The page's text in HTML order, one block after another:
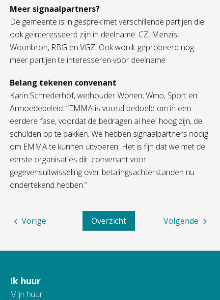
Meer signaalpartners?
De gemeente is in gesprek met verschillende partijen die
ook geïnteresseerd zijn in deelname: CZ, Menzis,
Woonbron, RBG en VGZ. Ook wordt geprobeerd nog
meer partijen te interesseren voor deelname.
Belang tekenen convenant
Karin Schrederhof, wethouder Wonen, Wmo, Sport en
Armoedebeleid: “EMMA is vooral bedoeld om in een
eerdere fase, voordat de bedragen al heel hoog zijn, de
schulden op te pakken. We hebben signaalpartners nodig
om EMMA te kunnen uitvoeren. Het is fijn dat we met de
eerste organisaties dit convenant voor
gegevensuitwisseling over betalingsachterstanden nu
ondertekend hebben.”
Volgende
Overzicht
Vorige
Contactinformatie
Ik huur
Mijn huur